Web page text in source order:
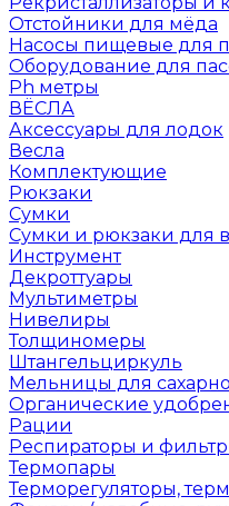
Отстойники для мёда
Насосы пищевые для
Оборудование для
Ph метры
ВЁСЛА
Аксессуары для лодок
Весла
Комплектующие
Рюкзаки
Сумки
Сумки и рюкзаки для
Инструмент
Декроттуары
Мультиметры
Нивелиры
Толщиномеры
Штангельциркуль
Мельницы для
Органические
Рации
Респираторы и
Термопары
Терморегуляторы,